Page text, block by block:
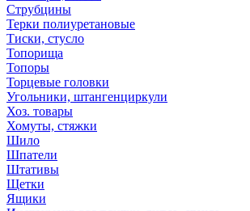
Струбцины
Терки полиуретановые
Тиски, стусло
Топорища
Топоры
Торцевые головки
Угольники, штангенциркули
Хоз. товары
Хомуты, стяжки
Шило
Шпатели
Штативы
Щетки
Ящики